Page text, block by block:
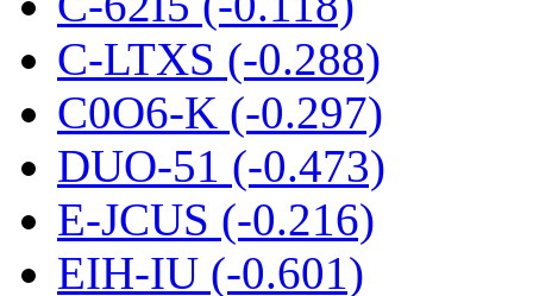
C-LTXS (-0.288)
C0O6-K (-0.297)
DUO-51 (-0.473)
E-JCUS (-0.216)
EIH-IU (-0.601)